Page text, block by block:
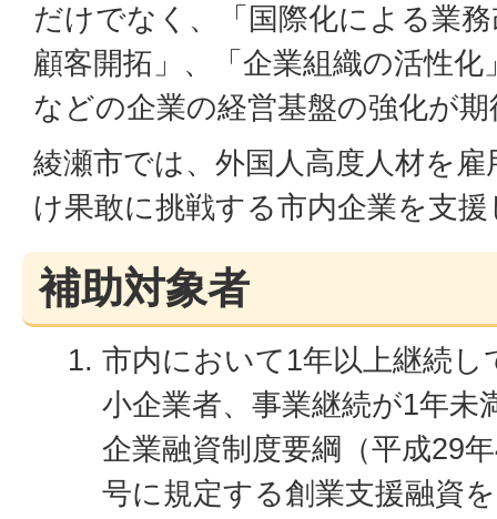
だけでなく、「国際化による業
顧客開拓」、「企業組織の活性
などの企業の経営基盤の強化が
綾瀬市では、外国人高度人材を
け果敢に挑戦する市内企業を支
補助対象者
市内において1年以上継続
小企業者、事業継続が1年未
企業融資制度要綱（平成29
号に規定する創業支援融資